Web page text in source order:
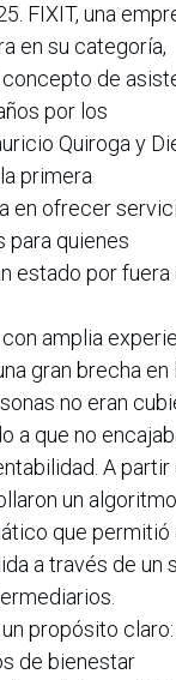
FIXIT, una
en su categoría,
de
por los
Quiroga y
primera
en ofrecer
para quienes
estado por
amplia
gran brecha en
no eran
a que no
A partir
un
que
a través de un
propósito
de bienestar